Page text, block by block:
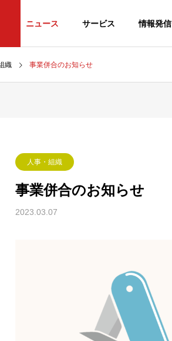
ニュース サービス 情報発信
織 事業併合のお知らせ
人事・組織
事業併合のお知らせ
2023.03.07